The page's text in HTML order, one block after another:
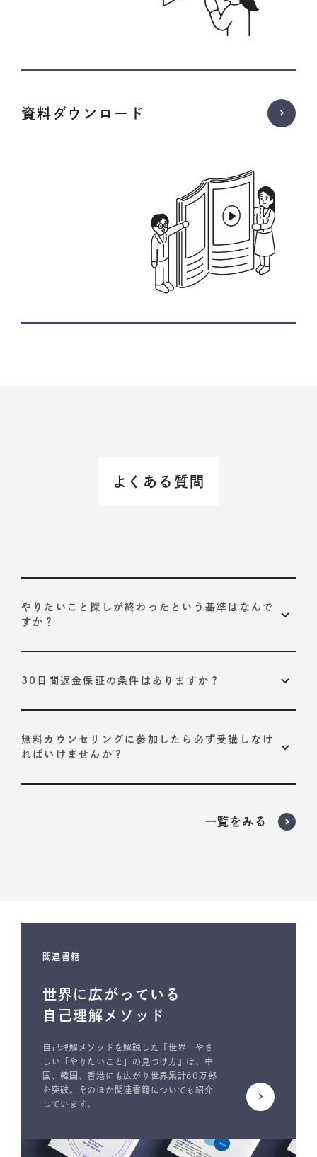
資料ダウンロード
よくある質問
やりたいこと探しが終わったという基準はなんで
すか？
プログラムで定められている、10STEPそれぞれの合
お客様自身が導き出された「やりたいこと」に納得感
を持っていること
30日間返金保証の条件はありますか？
受講開始から30日以内に担当コーチにお申し出くださ
い。
無料カウンセリングに参加したら必ず受講しなけ
ればいけませんか？
一覧をみる
関連書籍
世界に広がっている
自己理解メソッド
自己理解メソッドを解説した『世界一やさ
しい「やりたいこと」の見つけ方』は、中
国、韓国、香港にも広がり世界累計60万部
を突破。そのほか関連書籍についても紹介
しています。